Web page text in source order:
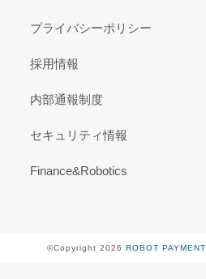
プライバシーポリシー
採用情報
内部通報制度
セキュリティ情報
Finance&Robotics
©Copyright 2026 ROBOT PAYMENT